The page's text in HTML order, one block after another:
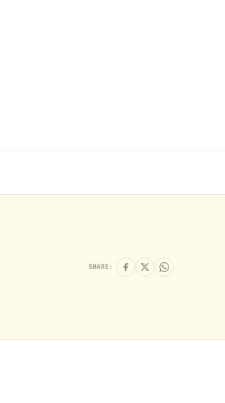
SHARE: